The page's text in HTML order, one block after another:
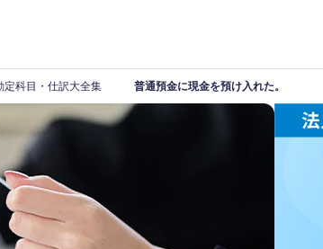
定科目・仕訳大全集 普通預金に現金を預け入れた。